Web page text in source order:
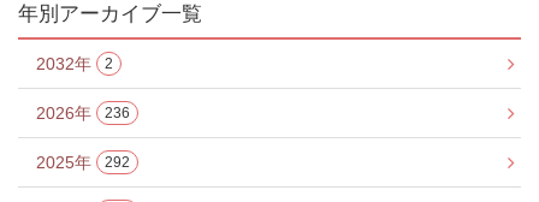
年別アーカイブ一覧
2032年 2
2026年 236
2025年 292